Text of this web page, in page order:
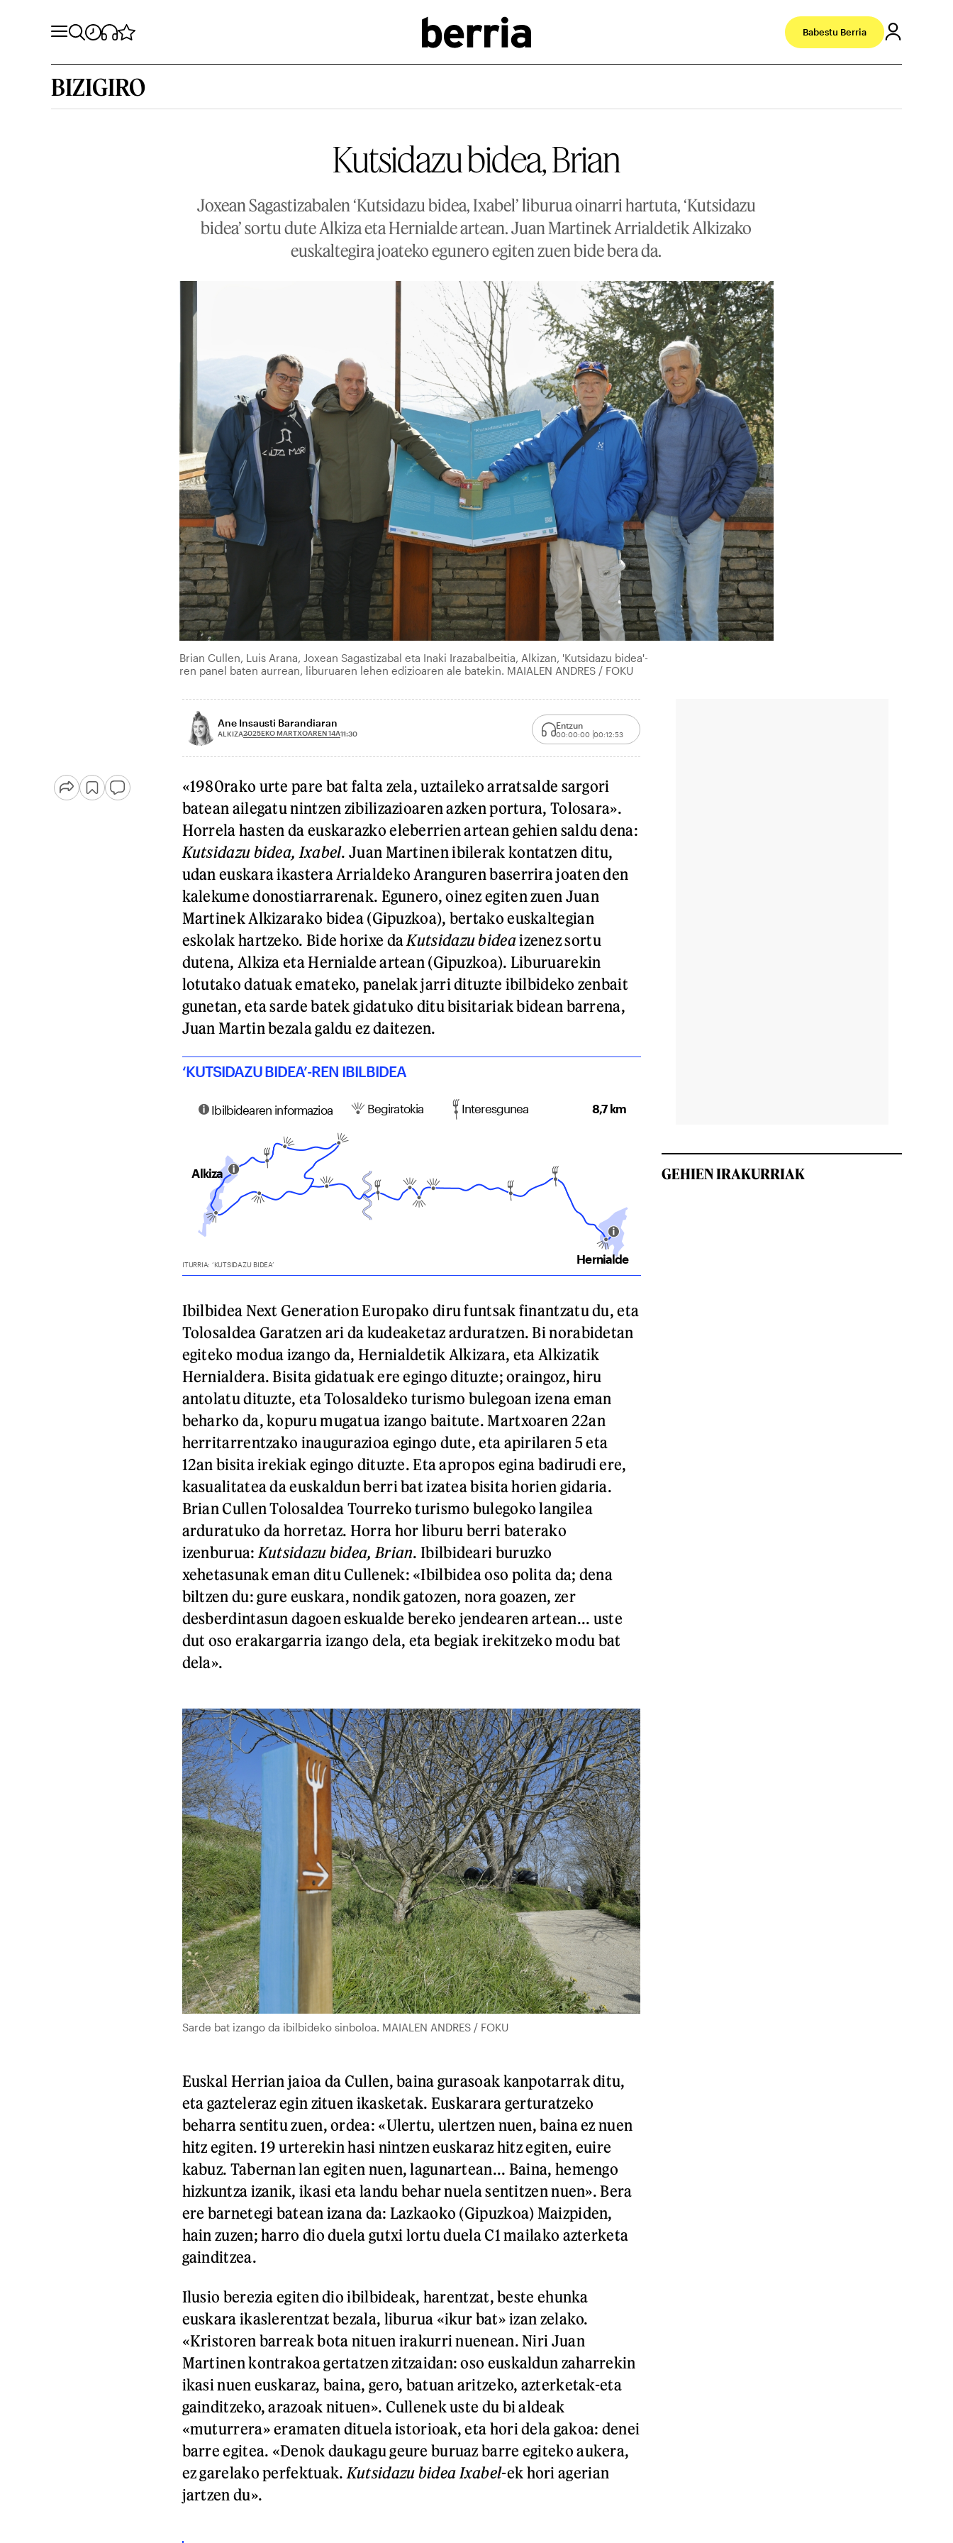
Babestu Berria
BIZIGIRO
Kutsidazu bidea, Brian
Joxean Sagastizabalen ‘Kutsidazu bidea, Ixabel’ liburua oinarri hartuta, ‘Kutsidazu
bidea’ sortu dute Alkiza eta Hernialde artean. Juan Martinek Arrialdetik Alkizako
euskaltegira joateko egunero egiten zuen bide bera da.
Brian Cullen, Luis Arana, Joxean Sagastizabal eta Inaki Irazabalbeitia, Alkizan, 'Kutsidazu bidea'-
ren panel baten aurrean, liburuaren lehen edizioaren ale batekin. MAIALEN ANDRES / FOKU
Ane Insausti Barandiaran
ALKIZA2025EKO MARTXOAREN 14A11:30
Entzun
00:00:00 00:12:53
«1980rako urte pare bat falta zela, uztaileko arratsalde sargori
batean ailegatu nintzen zibilizazioaren azken portura, Tolosara».
Horrela hasten da euskarazko eleberrien artean gehien saldu dena:
Kutsidazu bidea, Ixabel. Juan Martinen ibilerak kontatzen ditu,
udan euskara ikastera Arrialdeko Aranguren baserrira joaten den
kalekume donostiarrarenak. Egunero, oinez egiten zuen Juan
Martinek Alkizarako bidea (Gipuzkoa), bertako euskaltegian
eskolak hartzeko. Bide horixe da Kutsidazu bideaizenez sortu
dutena, Alkiza eta Hernialde artean (Gipuzkoa). Liburuarekin
lotutako datuak emateko, panelak jarri dituzte ibilbideko zenbait
gunetan, eta sarde batek gidatuko ditu bisitariak bidean barrena,
Juan Martin bezala galdu ez daitezen.
Ibilbidea Next Generation Europako diru funtsak finantzatu du, eta
Tolosaldea Garatzen ari da kudeaketaz arduratzen. Bi norabidetan
egiteko modua izango da, Hernialdetik Alkizara, eta Alkizatik
Hernialdera. Bisita gidatuak ere egingo dituzte; oraingoz, hiru
antolatu dituzte, eta Tolosaldeko turismo bulegoan izena eman
beharko da, kopuru mugatua izango baitute. Martxoaren 22an
herritarrentzako inaugurazioa egingo dute, eta apirilaren 5 eta
12an bisita irekiak egingo dituzte. Eta apropos egina badirudi ere,
kasualitatea da euskaldun berri bat izatea bisita horien gidaria.
Brian Cullen Tolosaldea Tourreko turismo bulegoko langilea
arduratuko da horretaz. Horra hor liburu berri baterako
izenburua: Kutsidazu bidea, Brian. Ibilbideari buruzko
xehetasunak eman ditu Cullenek: «Ibilbidea oso polita da; dena
biltzen du: gure euskara, nondik gatozen, nora goazen, zer
desberdintasun dagoen eskualde bereko jendearen artean... uste
dut oso erakargarria izango dela, eta begiak irekitzeko modu bat
dela».
Sarde bat izango da ibilbideko sinboloa. MAIALEN ANDRES / FOKU
Euskal Herrian jaioa da Cullen, baina gurasoak kanpotarrak ditu,
eta gazteleraz egin zituen ikasketak. Euskarara gerturatzeko
beharra sentitu zuen, ordea: «Ulertu, ulertzen nuen, baina ez nuen
hitz egiten. 19 urterekin hasi nintzen euskaraz hitz egiten, euire
kabuz. Tabernan lan egiten nuen, lagunartean... Baina, hemengo
hizkuntza izanik, ikasi eta landu behar nuela sentitzen nuen». Bera
ere barnetegi batean izana da: Lazkaoko (Gipuzkoa) Maizpiden,
hain zuzen; harro dio duela gutxi lortu duela C1 mailako azterketa
gainditzea.
Ilusio berezia egiten dio ibilbideak, harentzat, beste ehunka
euskara ikaslerentzat bezala, liburua «ikur bat» izan zelako.
«Kristoren barreak bota nituen irakurri nuenean. Niri Juan
Martinen kontrakoa gertatzen zitzaidan: oso euskaldun zaharrekin
ikasi nuen euskaraz, baina, gero, batuan aritzeko, azterketak-eta
gainditzeko, arazoak nituen». Cullenek uste du bi aldeak
«muturrera» eramaten dituela istorioak, eta hori dela gakoa: denei
barre egitea. «Denok daukagu geure buruaz barre egiteko aukera,
ez garelako perfektuak. Kutsidazu bidea Ixabel-ek hori agerian
jartzen du».
GEHIEN IRAKURRIAK